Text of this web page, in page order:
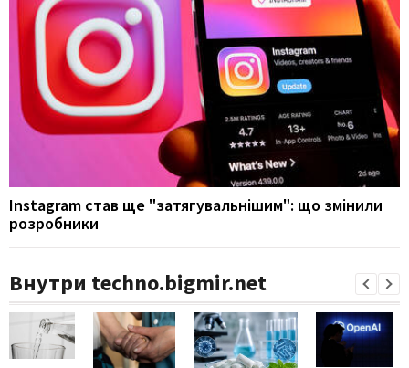
Instagram став ще "затягувальнішим": що змінили
розробники
Внутри techno.bigmir.net